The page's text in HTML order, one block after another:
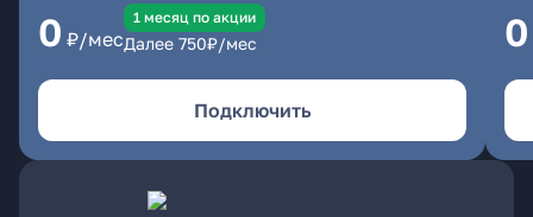
0 ₽/мес
1 месяц по акции
Далее 750₽/мес
Подключить
0